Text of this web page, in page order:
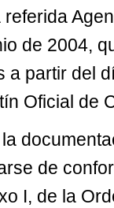
de 2004,
a partir del
Oficial de
de
I, de la